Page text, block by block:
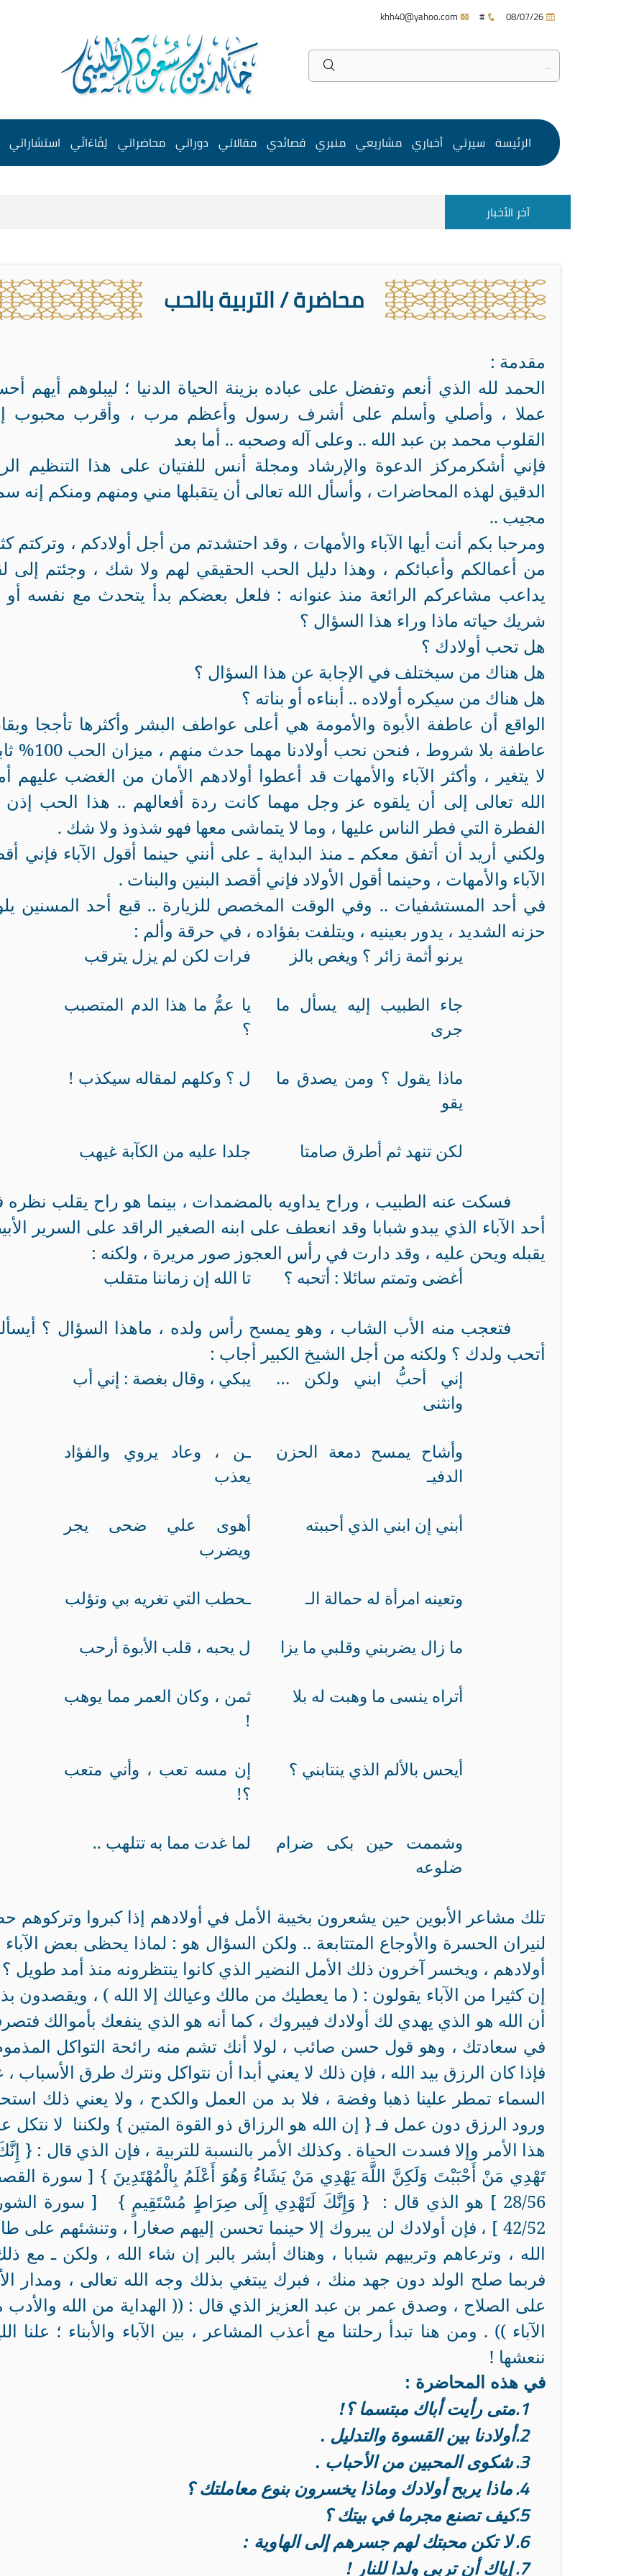
#
الرئيسة سيرتي أخباري مشاريعي منبري قصائدي مقالاتي دوراتي محاضراتي لِقَاءَاتَي استشاراتي
آخر الأخبار
محاضرة / التربية بالحب
مقدمة :
الحمد لله الذي أنعم وتفضل على عباده بزينة الحياة الدنيا ؛ ليبلوهم أيهم
عملا ، وأصلي وأسلم على أشرف رسول وأعظم مرب ، وأقرب محبوب
القلوب محمد بن عبد الله .. وعلى آله وصحبه .. أما بعد
فإني أشكرمركز الدعوة والإرشاد ومجلة أنس للفتيان على هذا التنظيم
الدقيق لهذه المحاضرات ، وأسأل الله تعالى أن يتقبلها مني ومنهم ومنكم إنه
مجيب ..
ومرحبا بكم أنت أيها الآباء والأمهات ، وقد احتشدتم من أجل أولادكم ، وتركتم
من أعمالكم وأعبائكم ، وهذا دليل الحب الحقيقي لهم ولا شك ، وجئتم إلى
يداعب مشاعركم الرائعة منذ عنوانه : فلعل بعضكم بدأ يتحدث مع نفسه
شريك حياته ماذا وراء هذا السؤال ؟
هل تحب أولادك ؟
هل هناك من سيختلف في الإجابة عن هذا السؤال ؟
هل هناك من سيكره أولاده .. أبناءه أو بناته ؟
الواقع أن عاطفة الأبوة والأمومة هي أعلى عواطف البشر وأكثرها تأججا
عاطفة بلا شروط ، فنحن نحب أولادنا مهما
لا يتغير ، وأكثر الآباء والأمهات قد أعطوا أولادهم الأمان من الغضب عليهم
الله تعالى إلى أن يلقوه عز وجل مهما كانت ردة أفعالهم .. هذا الحب
الفطرة التي فطر الناس عليها ، وما لا يتماشى معها فهو شذوذ ولا شك .
ولكني أريد أن أتفق معكم ـ منذ البداية ـ على أنني حينما أقول الآباء فإني
الآباء والأمهات ، وحينما أقول الأولاد فإني أقصد البنين والبنات .
في أحد المستشفيات .. وفي الوقت المخصص للزيارة .. قبع أحد المسنين
حزنه الشديد ، يدور بعينيه ، ويتلفت بفؤاده ، في حرقة وألم :
يرنو أثمة زائر ؟ ويغص بالز فرات لكن لم يزل يترقب
جاء الطبيب إليه يسأل ما
جرى
يا عمُّ ما هذا الدم المتصبب
؟
ماذا يقول ؟ ومن يصدق ما
يقو
ل ؟ وكلهم لمقاله سيكذب !
لكن تنهد ثم أطرق صامتا جلدا عليه من الكآبة غيهب
فسكت عنه الطبيب ، وراح يداويه بالمضمدات ، بينما هو راح يقلب
أحد الآباء الذي يبدو شبابا وقد انعطف على ابنه الصغير الراقد على السرير
يقبله ويحن عليه ، وقد دارت في رأس العجوز صور مريرة ، ولكنه :
أغضى وتمتم سائلا : أتحبه ؟ تا الله إن زماننا متقلب
فتعجب منه الأب الشاب ، وهو يمسح رأس ولده ، ماهذا السؤال ؟
أتحب ولدك ؟ ولكنه من أجل الشيخ الكبير أجاب :
إني أحبُّ ابني ولكن …
وانثنى
يبكي ، وقال بغصة : إني أب
وأشاح يمسح دمعة الحزن
الدفيـ
ـن ، وعاد يروي والفؤاد
يعذب
أبني إن ابني الذي أحببته
أهوى علي ضحى يجر
ويضرب
وتعينه امرأة له حمالة الـ ـحطب التي تغريه بي وتؤلب
ما زال يضربني وقلبي ما يزا ل يحبه ، قلب الأبوة أرحب
أتراه ينسى ما وهبت له بلا
ثمن ، وكان العمر مما يوهب
!
أيحس بالألم الذي ينتابني ؟
إن مسه تعب ، وأني متعب
؟!
وشممت حين بكى ضرام
ضلوعه
لما غدت مما به تتلهب ..
تلك مشاعر الأبوين حين يشعرون بخيبة الأمل في أولادهم إذا كبروا وتركوهم
لنيران الحسرة والأوجاع المتتابعة .. ولكن السؤال هو : لماذا يحظى بعض الآباء
أولادهم ، ويخسر آخرون ذلك الأمل النضير الذي كانوا ينتظرونه منذ أمد طويل ؟
إن كثيرا من الآباء يقولون : ( ما يعطيك من مالك وعيالك إلا الله ) ، ويقصدون
أن الله هو الذي يهدي لك أولادك فيبروك ، كما أنه هو الذي ينفعك بأموالك
في سعادتك ، وهو قول حسن صائب ، لولا أنك تشم منه رائحة التواكل
فإذا كان الرزق بيد الله ، فإن ذلك لا يعني أبدا أن نتواكل ونترك طرق الأسباب
السماء تمطر علينا ذهبا وفضة ، فلا بد من العمل والكدح ، ولا يعني ذلك
ورود الرزق دون عمل فـ { إن الله هو الرزاق ذو القوة المتين } ولكننا لا نتكل
هذا الأمر وإلا فسدت الحياة . وكذلك الأمر بالنسبة للتربية ، فإن الذي قال : {
تَهْدِي مَنْ أَحْبَبْتَ وَلَكِنَّ اللَّهَ يَهْدِي مَنْ يَشَاءُ وَهُوَ أَعْلَمُ بِالْمُهْتَدِينَ } [ سورة
28/56 ] هو الذي قال : { وَإِنَّكَ لَتَهْدِي إِلَى صِرَاطٍ مُسْتَقِيمٍ } [ سورة
42/52 ] ، فإن أولادك لن يبروك إلا حينما تحسن إليهم صغارا ، وتنشئهم على
الله ، وترعاهم وتربيهم شبابا ، وهناك أبشر بالبر إن شاء الله ، ولكن ـ مع
فربما صلح الولد دون جهد منك ، فبرك يبتغي بذلك وجه الله تعالى ، ومدار
على الصلاح ، وصدق عمر بن عبد العزيز الذي قال : (( الهداية من الله
الآباء )) . ومن هنا تبدأ رحلتنا مع أعذب المشاعر ، بين الآباء والأبناء ؛ علنا
ننعشها !
في هذه المحاضرة :
1.متى رأيت أباك مبتسما ؟!
2.أولادنا بين القسوة والتدليل .
3. شكوى المحبين من الأحباب .
4. ماذا يربح أولادك وماذا يخسرون بنوع معاملتك ؟
5.كيف تصنع مجرما في بيتك ؟
6. لا تكن محبتك لهم جسرهم إلى الهاوية :
7. إياك أن تربي ولدا للنار !